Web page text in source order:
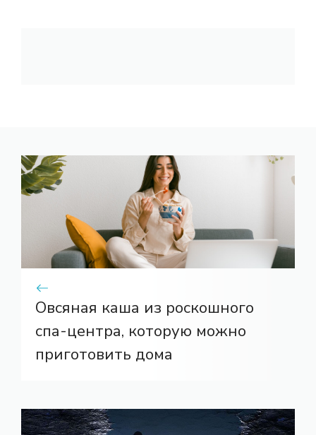
Овсяная каша из роскошного
спа-центра, которую можно
приготовить дома